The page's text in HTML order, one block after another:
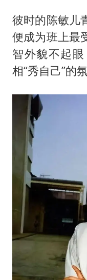
彼时的陈敏儿
便成为班上最
智外貌不起
相“秀自己”的